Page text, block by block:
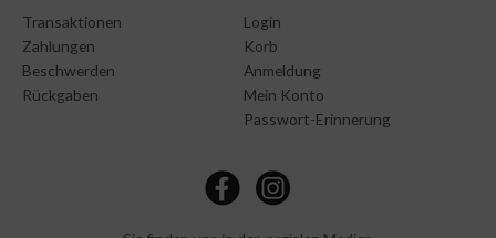
Transaktionen
Zahlungen
Beschwerden
Rückgaben
Login
Korb
Anmeldung
Mein Konto
Passwort-Erinnerung